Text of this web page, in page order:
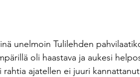
Kokkaaminen Lahjaidea
unelmoin Tulilehden
oli haastava ja aukesi
ajatellen ei juuri